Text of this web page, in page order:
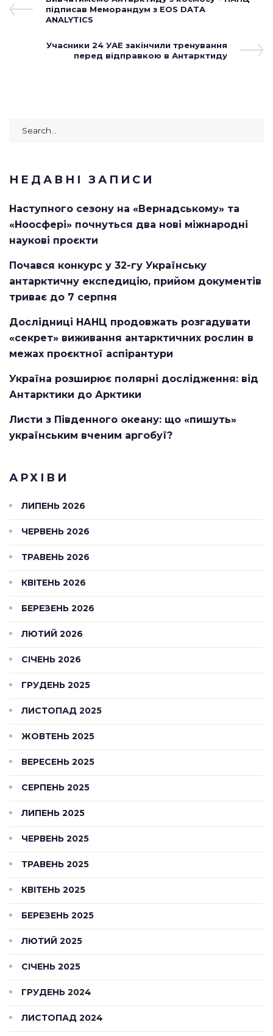
записів
Post
підписав Меморандум з EOS DATA
ANALYTICS
Next
Учасники 24 УАЕ закінчили тренування
перед відправкою в Антарктиду
Search
НЕДАВНІ ЗАПИСИ
Наступного сезону на «Вернадському» та
«Ноосфері» почнуться два нові міжнародні
наукові проєкти
Почався конкурс у 32-гу Українську
антарктичну експедицію, прийом документів
триває до 7 серпня
Дослідниці НАНЦ продовжать розгадувати
«секрет» виживання антарктичних рослин в
межах проєктної аспірантури
Україна розширює полярні дослідження: від
Антарктики до Арктики
Листи з Південного океану: що «пишуть»
українським вченим аргобуї?
АРХІВИ
ЛИПЕНЬ 2026
ЧЕРВЕНЬ 2026
ТРАВЕНЬ 2026
КВІТЕНЬ 2026
БЕРЕЗЕНЬ 2026
ЛЮТИЙ 2026
СІЧЕНЬ 2026
ГРУДЕНЬ 2025
ЛИСТОПАД 2025
ЖОВТЕНЬ 2025
ВЕРЕСЕНЬ 2025
СЕРПЕНЬ 2025
ЛИПЕНЬ 2025
ЧЕРВЕНЬ 2025
ТРАВЕНЬ 2025
КВІТЕНЬ 2025
БЕРЕЗЕНЬ 2025
ЛЮТИЙ 2025
СІЧЕНЬ 2025
ГРУДЕНЬ 2024
ЛИСТОПАД 2024